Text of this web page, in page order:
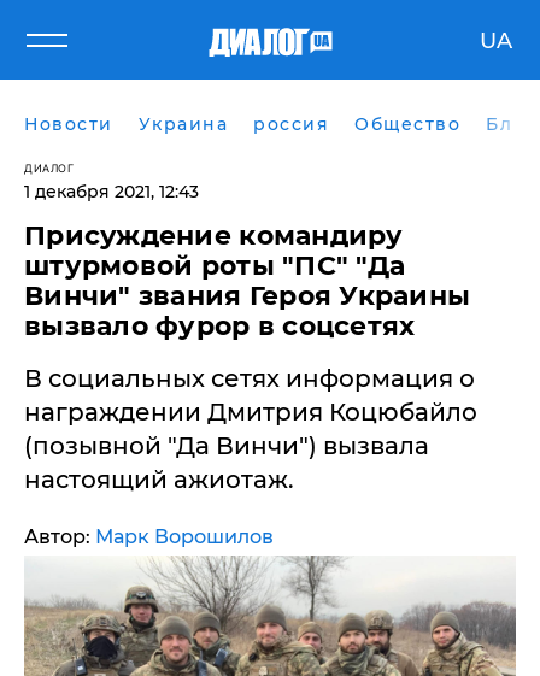
UA
Новости Украина россия Общество
ДИАЛОГ
1 декабря 2021, 12:43
Присуждение командиру
штурмовой роты "ПС" "Да
Винчи" звания Героя Украины
вызвало фурор в соцсетях
В социальных сетях информация о
награждении Дмитрия Коцюбайло
(позывной "Да Винчи") вызвала
настоящий ажиотаж.
Автор: Марк Ворошилов